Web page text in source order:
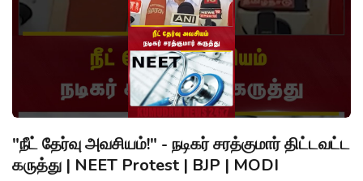
"நீட் தேர்வு அவசியம்!" - நடிகர் சரத்குமார் திட்டவட்ட
கருத்து | NEET Protest | BJP | MODI